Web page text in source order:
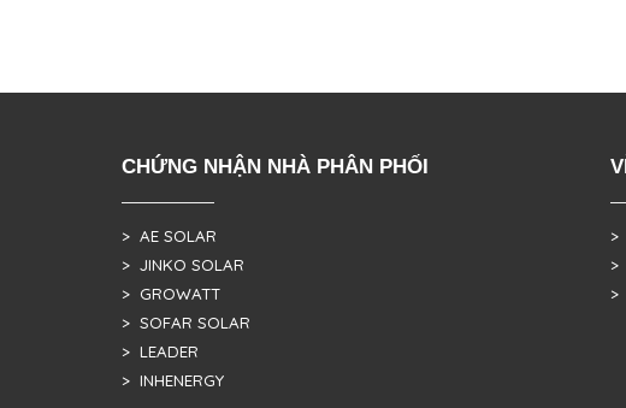
CHỨNG NHẬN NHÀ PHÂN PHỐI
> AE SOLAR
> JINKO SOLAR
> GROWATT
> SOFAR SOLAR
> LEADER
> INHENERGY
>
>
>